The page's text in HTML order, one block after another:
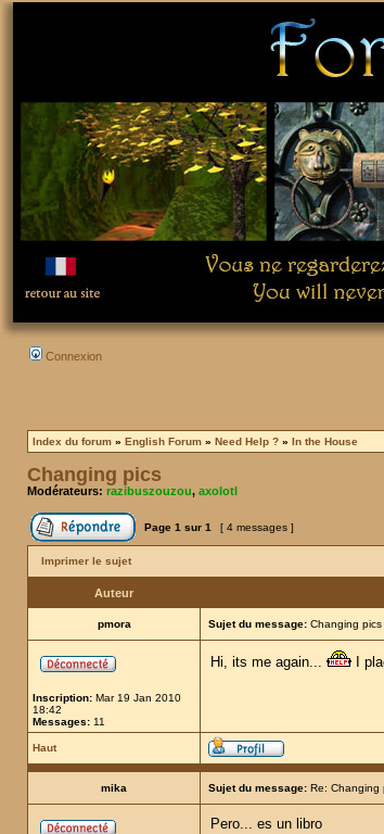
Connexion
Index du forum » English Forum » Need Help ? » In the House
Changing pics
Modérateurs: razibuszouzou, axolotl
Page 1 sur 1 [ 4 messages ]
Imprimer le sujet
Auteur
pmora Sujet du message: Changing pics
Inscription: Mar 19 Jan 2010
18:42
Messages: 11
Hi, its me again... I
Haut
mika Sujet du message: Re: Changing
Pero... es un libro